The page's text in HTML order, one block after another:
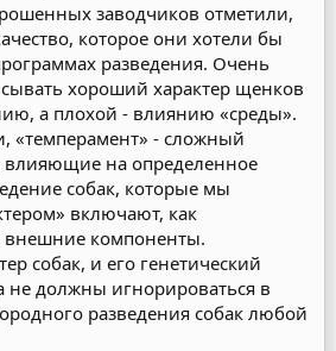
заводчиков отметили,
которое они хотели бы
разведения. Очень
хороший характер щенков
а плохой - влиянию «среды».
«темперамент» - сложный
на определенное
собак, которые мы
включают, как
внешние компоненты.
собак, и его генетический
не должны игнорироваться в
разведения собак любой